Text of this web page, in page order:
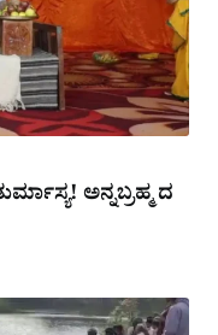
ಅನ್ನಬ್ರಹ್ಮ ದ